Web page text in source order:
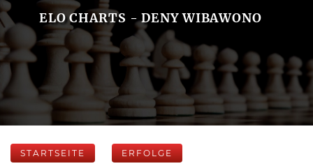
ELO CHARTS - DENY WIBAWONO
STARTSEITE ERFOLGE